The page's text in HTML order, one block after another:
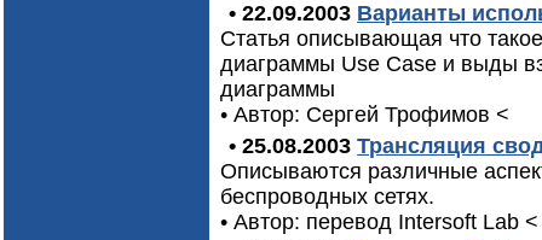
• 22.09.2003 Варианты
Статья описывающая что
диаграммы Use Case и выды
диаграммы
• Автор: Сергей Трофимов <
• 25.08.2003 Трансляция
Описываются различные
беспроводных сетях.
• Автор: перевод Intersoft Lab <